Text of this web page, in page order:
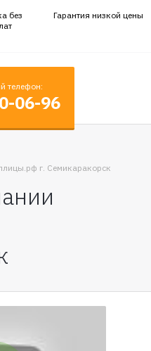
без
Гарантия низкой цены
телефон:
06-96
г. Семикаракорск